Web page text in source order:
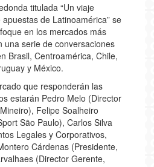
titulada “Un viaje
de Latinoamérica” se
en los mercados más
una serie de conversaciones
Brasil, Centroamérica, Chile,
y México.
que responderán las
estarán Pedro Melo (Director
Felipe Soalheiro
São Paulo), Carlos Silva
Legales y Corporativos,
Cárdenas (Presidente,
(Director Gerente,